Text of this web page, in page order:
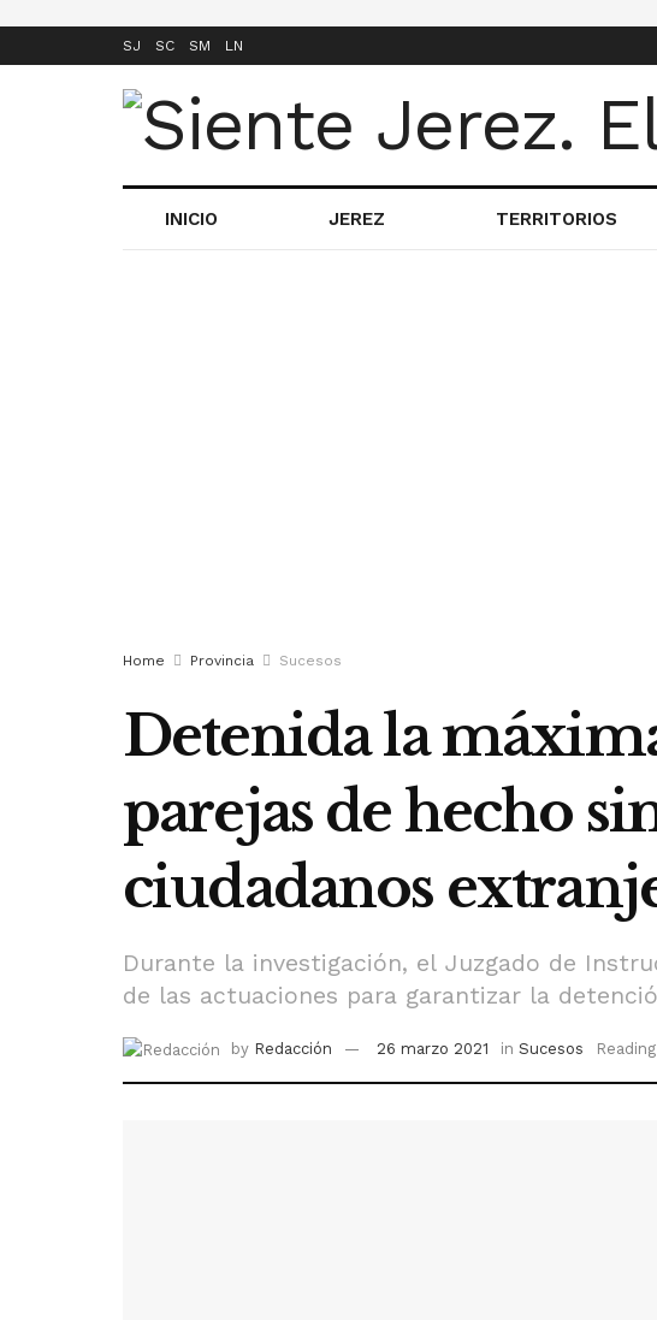
SJ SC SM LN
INICIO JEREZ TERRITORIOS
Home Provincia Sucesos
Detenida la
parejas de hecho
ciudadanos
Durante la investigación, el Juzgado de
de las actuaciones para garantizar la
by Redacción 26 marzo 2021 in Sucesos